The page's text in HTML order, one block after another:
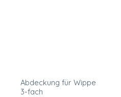
Abdeckung für Wippe
3-fach